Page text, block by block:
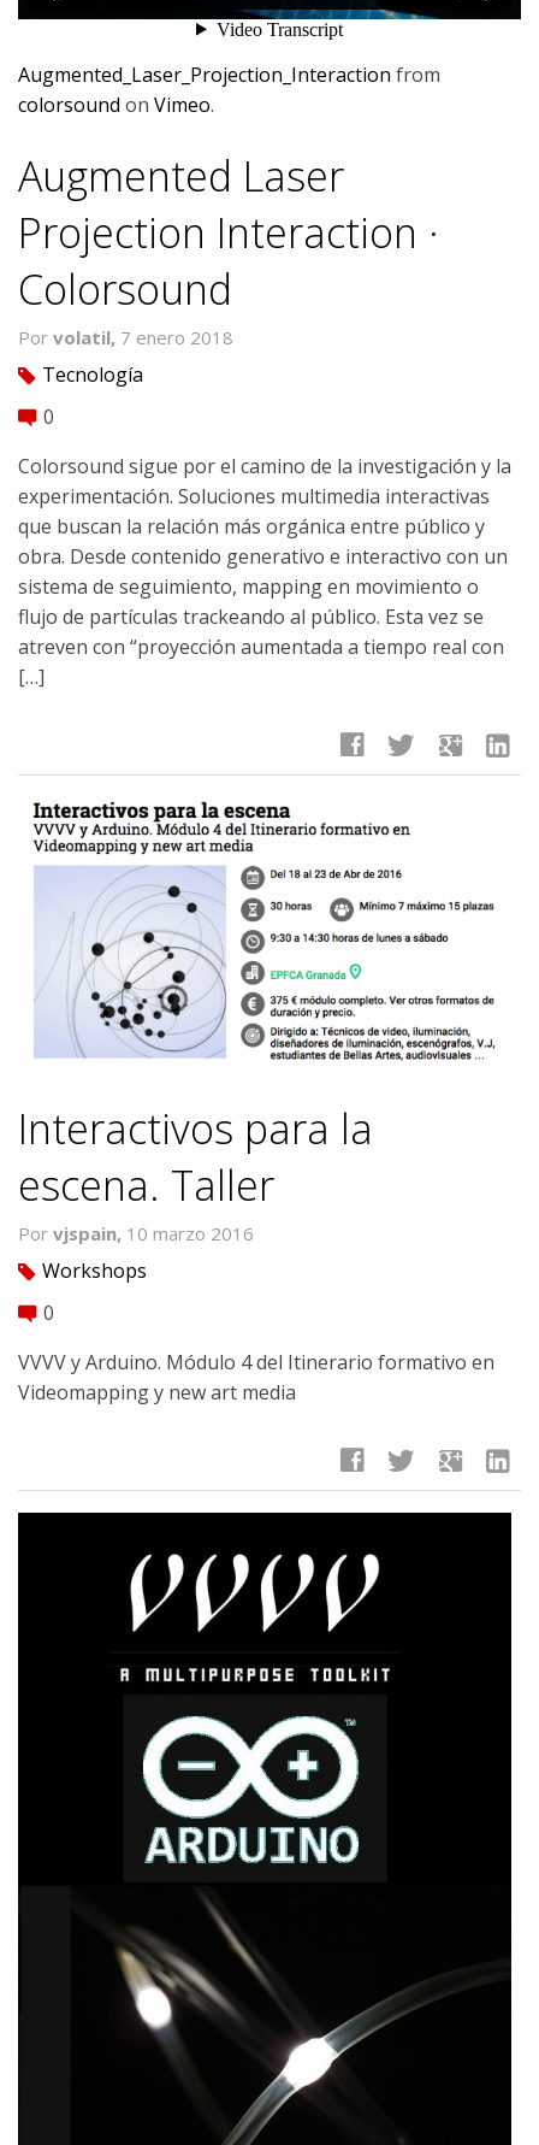
Augmented_Laser_Projection_Interaction from
colorsound on Vimeo.
Augmented Laser
Projection Interaction ·
Colorsound
Por volatil, 7 enero 2018
tag Tecnología
comment 0
Colorsound sigue por el camino de la investigación y la
experimentación. Soluciones multimedia interactivas
que buscan la relación más orgánica entre público y
obra. Desde contenido generativo e interactivo con un
sistema de seguimiento, mapping en movimiento o
flujo de partículas trackeando al público. Esta vez se
atreven con “proyección aumentada a tiempo real con
[…]
facebook twitter google linkedin
Interactivos para la
escena. Taller
Por vjspain, 10 marzo 2016
tag Workshops
comment 0
VVVV y Arduino. Módulo 4 del Itinerario formativo en
Videomapping y new art media
facebook twitter google linkedin